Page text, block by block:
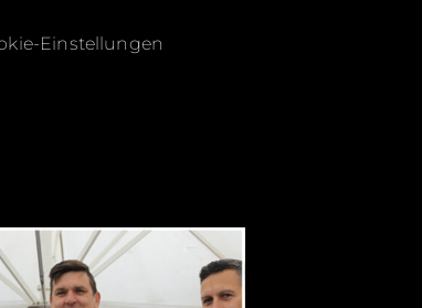
Einstellungen